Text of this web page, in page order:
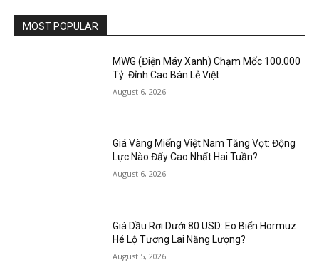
MOST POPULAR
MWG (Điện Máy Xanh) Chạm Mốc 100.000
Tỷ: Đỉnh Cao Bán Lẻ Việt
August 6, 2026
Giá Vàng Miếng Việt Nam Tăng Vọt: Động
Lực Nào Đẩy Cao Nhất Hai Tuần?
August 6, 2026
Giá Dầu Rơi Dưới 80 USD: Eo Biển Hormuz
Hé Lộ Tương Lai Năng Lượng?
August 5, 2026